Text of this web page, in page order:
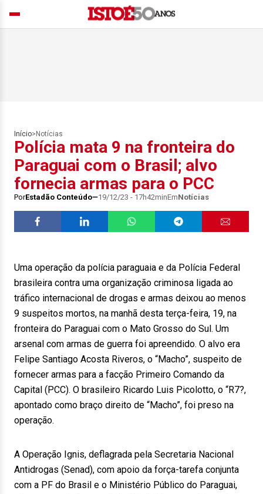
Início> Notícias
Polícia mata 9 na fronteira do
Paraguai com o Brasil; alvo
fornecia armas para o PCC
PorEstadão Conteúdo 19/12/23 - 17h42minEmNotícias
Uma operação da polícia paraguaia e da Polícia Federal
brasileira contra uma organização criminosa ligada ao
tráfico internacional de drogas e armas deixou ao menos
9 suspeitos mortos, na manhã desta terça-feira, 19, na
fronteira do Paraguai com o Mato Grosso do Sul. Um
arsenal com armas de guerra foi apreendido. O alvo era
Felipe Santiago Acosta Riveros, o “Macho”, suspeito de
fornecer armas para a facção Primeiro Comando da
Capital (PCC). O brasileiro Ricardo Luis Picolotto, o “R7?,
apontado como braço direito de “Macho”, foi preso na
operação.
A Operação Ignis, deflagrada pela Secretaria Nacional
Antidrogas (Senad), com apoio da força-tarefa conjunta
com a PF do Brasil e o Ministério Público do Paraguai,